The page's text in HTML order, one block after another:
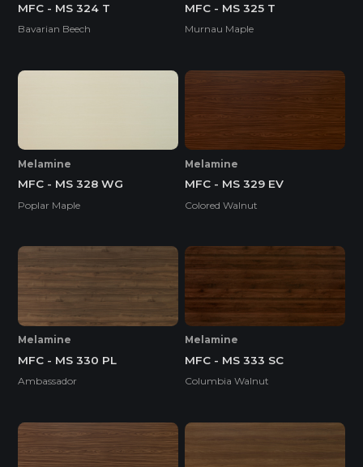
MFC - MS 324 T
Bavarian Beech
MFC - MS 325 T
Murnau Maple
Melamine
MFC - MS 328 WG
Poplar Maple
Melamine
MFC - MS 329 EV
Colored Walnut
Melamine
MFC - MS 330 PL
Ambassador
Melamine
MFC - MS 333 SC
Columbia Walnut